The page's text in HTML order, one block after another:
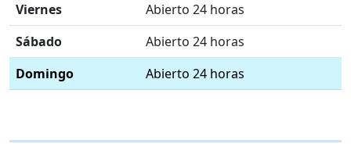
Viernes
Abierto 24 horas
Sábado
Abierto 24 horas
Domingo
Abierto 24 horas